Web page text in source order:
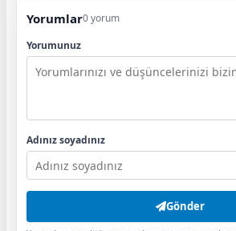
Yorumlar0 yorum
Yorumunuz
Adınız soyadınız
Gönder